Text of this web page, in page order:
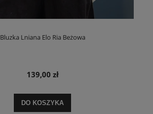
Bluzka Lniana Elo Ria Beżowa
139,00 zł
DO KOSZYKA